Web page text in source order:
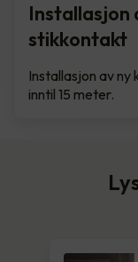
Installasjon
stikkontakt
Installasjon av
inntil 15 meter.